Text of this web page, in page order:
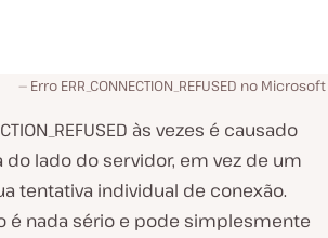
Erro ERR_CONNECTION_REFUSED no
às vezes é causado
lado do servidor, em vez de um
tentativa individual de conexão.
é nada sério e pode simplesmente